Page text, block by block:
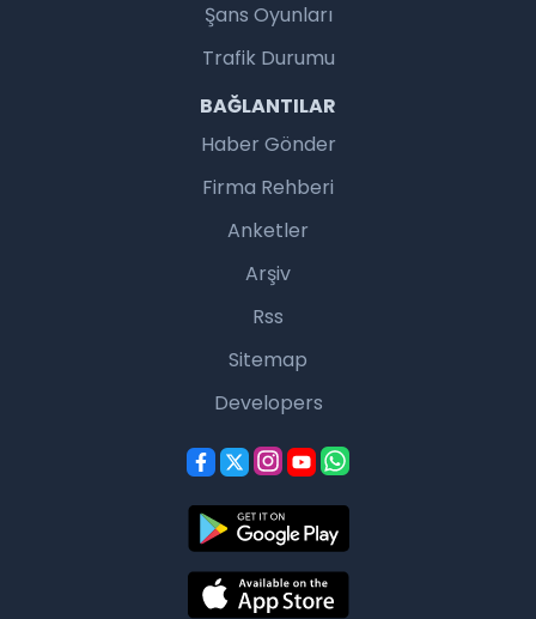
Şans Oyunları
Trafik Durumu
BAĞLANTILAR
Haber Gönder
Firma Rehberi
Anketler
Arşiv
Rss
Sitemap
Developers